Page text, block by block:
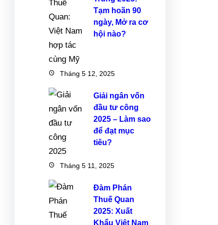
Tạm hoãn 90
ngày, Mở ra cơ
hội nào?
Tháng 5 12, 2025
Giải ngân vốn
đầu tư công
2025 – Làm sao
để đạt mục
tiêu?
Tháng 5 11, 2025
Đàm Phán
Thuế Quan
2025: Xuất
Khẩu Việt Nam